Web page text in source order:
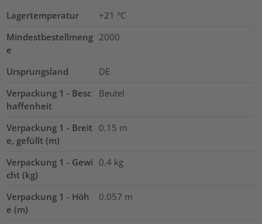
Lagertemperatur
+21 °C
Mindestbestellmeng
e
2000
Ursprungsland
DE
Verpackung 1 - Besc
haffenheit
Beutel
Verpackung 1 - Breit
e, gefüllt (m)
0.15 m
Verpackung 1 - Gewi
cht (kg)
0.4 kg
Verpackung 1 - Höh
e (m)
0.057 m